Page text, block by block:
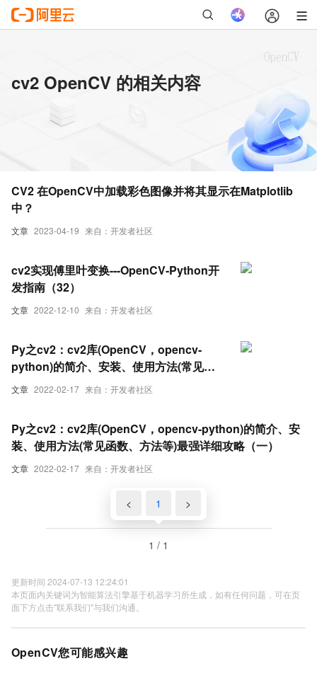
cv2 OpenCV 的相关内容
文章 2023-04-19 来自：开发者社区
CV2 在OpenCV中加载彩色图像并将其显示在Matplotlib
中？
文章 2022-12-10 来自：开发者社区
cv2实现傅里叶变换---OpenCV-Python开
发指南（32）
文章 2022-02-17 来自：开发者社区
Py之cv2：cv2库(OpenCV，opencv-
python)的简介、安装、使用方法(常见函
数、方法等)最强详细攻略（二）
文章 2022-02-17 来自：开发者社区
Py之cv2：cv2库(OpenCV，opencv-python)的简介、安
装、使用方法(常见函数、方法等)最强详细攻略（一）
< 1 >
1 / 1
更新时间 2024-07-13 12:24:01
本页面内关键词为智能算法引擎基于机器学习所生成，如有任何问题，可在页
面下方点击"联系我们"与我们沟通。
OpenCV您可能感兴趣